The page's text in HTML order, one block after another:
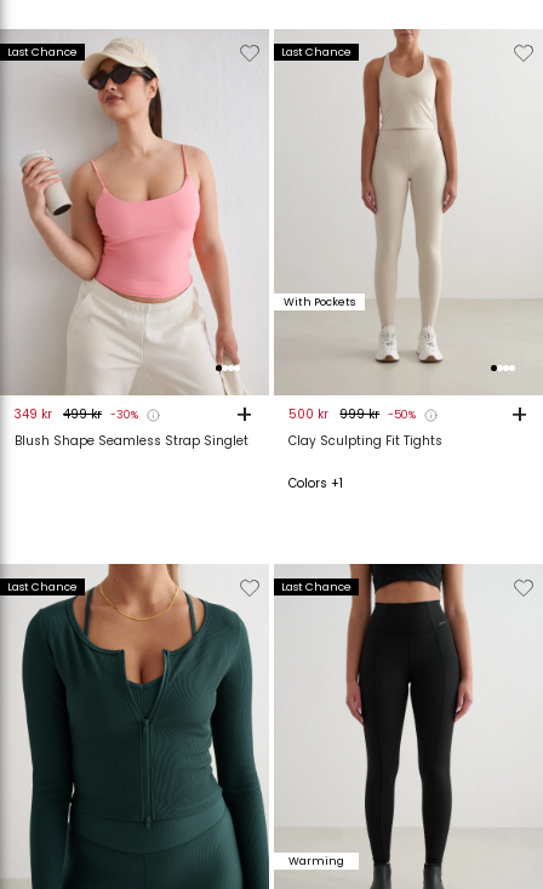
Last Chance
Toevoegen
verlanglijstje
Blush Shape Seamless Strap Singlet
349 kr 499 kr -30% +
With Pockets
Last Chance
verlanglijstje
Clay Sculpting Fit Tights
500 kr 999 kr -50% +
Colors +1
Last Chance
Toevoegen
verlanglijstje
Verwijderen
van
verlanglijstje
Warming
Last Chance
Verwijderen
verlanglijstje